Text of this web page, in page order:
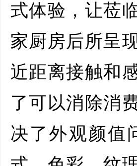
式体验，让莅
家厨房后所呈
近距离接触和
了可以消除消
决了外观颜值